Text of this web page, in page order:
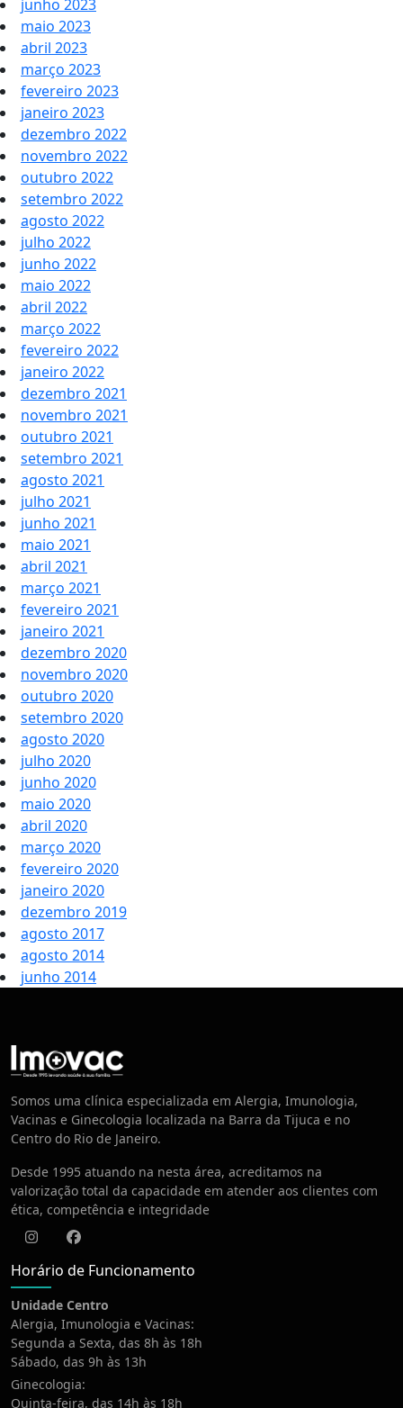
junho 2023
maio 2023
abril 2023
março 2023
fevereiro 2023
janeiro 2023
dezembro 2022
novembro 2022
outubro 2022
setembro 2022
agosto 2022
julho 2022
junho 2022
maio 2022
abril 2022
março 2022
fevereiro 2022
janeiro 2022
dezembro 2021
novembro 2021
outubro 2021
setembro 2021
agosto 2021
julho 2021
junho 2021
maio 2021
abril 2021
março 2021
fevereiro 2021
janeiro 2021
dezembro 2020
novembro 2020
outubro 2020
setembro 2020
agosto 2020
julho 2020
junho 2020
maio 2020
abril 2020
março 2020
fevereiro 2020
janeiro 2020
dezembro 2019
agosto 2017
agosto 2014
junho 2014
Centro de Vacinação
Somos uma clínica especializada em Alergia, Imunologia,
Vacinas e Ginecologia localizada na Barra da Tijuca e no
Centro do Rio de Janeiro.
Desde 1995 atuando na nesta área, acreditamos na
valorização total da capacidade em atender aos clientes com
ética, competência e integridade
InstagramFacebook
Horário de Funcionamento
Unidade Centro
Alergia, Imunologia e Vacinas:
Segunda a Sexta, das 8h às 18h
Sábado, das 9h às 13h
Ginecologia:
Quinta-feira, das 14h às 18h